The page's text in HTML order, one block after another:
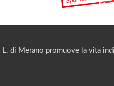
L. di Merano promuove la vita